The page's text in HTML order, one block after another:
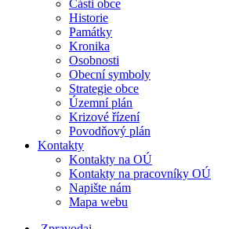
Části obce
Historie
Památky
Kronika
Osobnosti
Obecní symboly
Strategie obce
Územní plán
Krizové řízení
Povodňový plán
Kontakty
Kontakty na OÚ
Kontakty na pracovníky OÚ
Napište nám
Mapa webu